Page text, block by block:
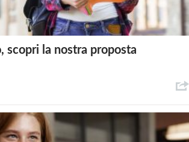
scopri la nostra proposta